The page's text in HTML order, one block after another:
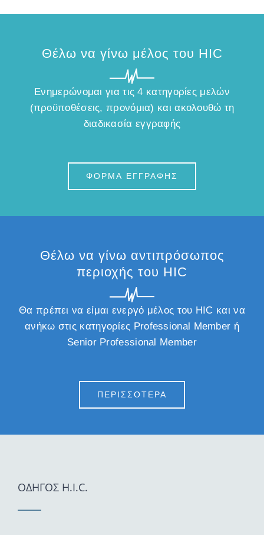
Θέλω να γίνω μέλος του ΗΙC
Ενημερώνομαι για τις 4 κατηγορίες μελών
(προϋποθέσεις, προνόμια) και ακολουθώ τη
διαδικασία εγγραφής
ΦΟΡΜΑ ΕΓΓΡΑΦΗΣ
Θέλω να γίνω αντιπρόσωπος
περιοχής του HIC
Θα πρέπει να είμαι ενεργό μέλος του HIC και να
ανήκω στις κατηγορίες Professional Member ή
Senior Professional Member
ΠΕΡΙΣΣΟΤΕΡΑ
ΟΔΗΓΟΣ H.I.C.